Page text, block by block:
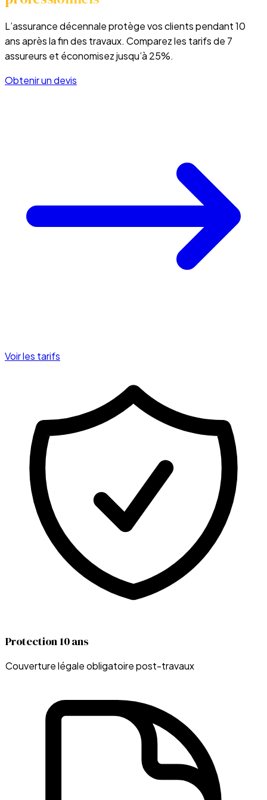
L’assurance décennale protège vos clients pendant 10
ans après la fin des travaux. Comparez les tarifs de 7
assureurs et économisez jusqu’à 25%.
Obtenir un devis
Voir les tarifs
Protection 10 ans
Couverture légale obligatoire post-travaux